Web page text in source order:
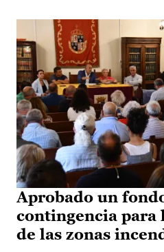
Aprobado un
contingencia para
de las zonas